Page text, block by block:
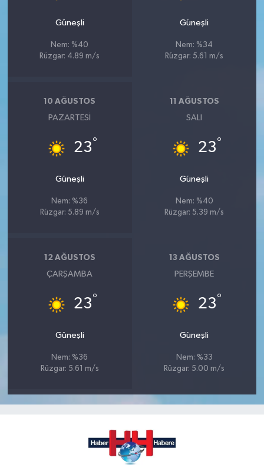
Güneşli
Nem: %40
Rüzgar: 4.89 m/s
Güneşli
Nem: %34
Rüzgar: 5.61 m/s
10 AĞUSTOS
PAZARTESI
23°
Güneşli
Nem: %36
Rüzgar: 5.89 m/s
11 AĞUSTOS
SALI
23°
Güneşli
Nem: %40
Rüzgar: 5.39 m/s
12 AĞUSTOS
ÇARŞAMBA
23°
Güneşli
Nem: %36
Rüzgar: 5.61 m/s
13 AĞUSTOS
PERŞEMBE
23°
Güneşli
Nem: %33
Rüzgar: 5.00 m/s